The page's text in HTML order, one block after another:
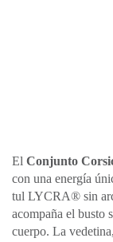
El Conjunto
con una energía
tul LYCRA® sin
acompaña el busto
cuerpo. La